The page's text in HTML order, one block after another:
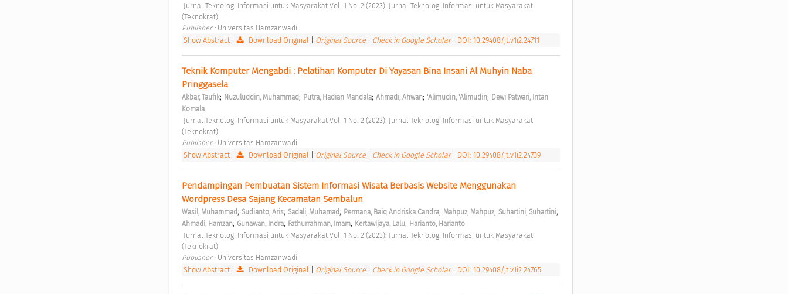
(Teknokrat)
Publisher : Universitas Hamzanwadi
Show Abstract| Download Original Original Source Check in Google Scholar DOI: 10.29408/jt.v1i2.24711
Teknik Komputer Mengabdi : Pelatihan Komputer Di Yayasan Bina Insani Al Muhyin Naba
Pringgasela
Akbar, Taufik; Nuzuluddin, Muhammad; Putra, Hadian Mandala; Ahmadi, Ahwan; 'Alimudin, 'Alimudin; Dewi Patwari, Intan
Komala
(Teknokrat)
Publisher : Universitas Hamzanwadi
Show Abstract| Download Original Original Source Check in Google Scholar DOI: 10.29408/jt.v1i2.24739
Pendampingan Pembuatan Sistem Informasi Wisata Berbasis Website Menggunakan
Wordpress Desa Sajang Kecamatan Sembalun
Wasil, Muhammad; Sudianto, Aris; Sadali, Muhamad; Permana, Baiq Andriska Candra; Mahpuz, Mahpuz; Suhartini, Suhartini;
Ahmadi, Hamzan; Gunawan, Indra; Fathurrahman, Imam; Kertawijaya, Lalu; Harianto, Harianto
(Teknokrat)
Publisher : Universitas Hamzanwadi
Show Abstract| Download Original Original Source Check in Google Scholar DOI: 10.29408/jt.v1i2.24765